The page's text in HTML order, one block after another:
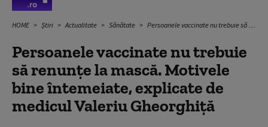
HOME Știri Actualitate Sănătate Persoanele vaccinate nu trebuie să renunțe la mască. Motivele bine întemeiate, explicate de medicul Valeriu Gheorghiță
Persoanele vaccinate nu trebuie
să renunțe la mască. Motivele
bine întemeiate, explicate de
medicul Valeriu Gheorghiță